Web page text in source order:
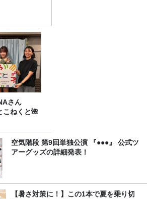
さん
こねくと🌺
空気階段 第9回単独公演 『●●●』 公式ツ
アーグッズの詳細発表！
【暑さ対策に！】この1本で夏を乗り切